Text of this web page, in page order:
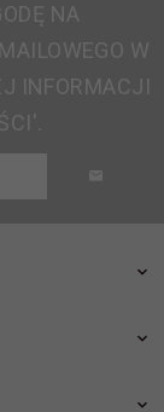
NA
W
INFORMACJI